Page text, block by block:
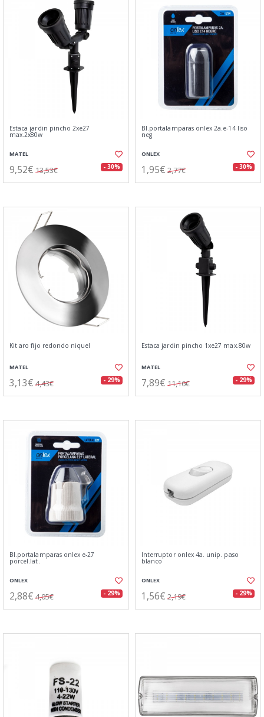
Estaca jardin pincho 2xe27
max.2x80w
MATEL
9,52€ 13,53€ - 30%
Bl.portalamparas onlex 2a.e-14 liso
neg
ONLEX
1,95€ 2,77€ - 30%
Kit aro fijo redondo niquel
MATEL
3,13€ 4,43€ - 29%
Estaca jardin pincho 1xe27 max.80w
MATEL
7,89€ 11,16€ - 29%
Bl.portalamparas onlex e-27
porcel.lat.
ONLEX
2,88€ 4,05€ - 29%
Interruptor onlex 4a. unip. paso
blanco
ONLEX
1,56€ 2,19€ - 29%